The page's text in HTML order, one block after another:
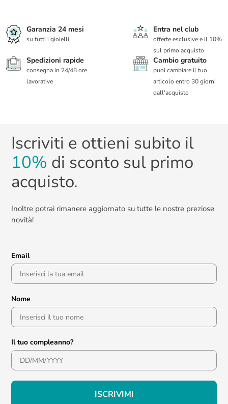
Garanzia 24 mesi
su tutti i gioielli
Entra nel club
offerte esclusive e il 10%
sul primo acquisto
Spedizioni rapide
consegna in 24/48 ore
lavorative
Cambio gratuito
puoi cambiare il tuo
articolo entro 30 giorni
dall'acquisto
Iscriviti e ottieni subito il
10% di sconto sul primo
acquisto.
Inoltre potrai rimanere aggiornato su tutte le nostre preziose
novità!
Email
Nome
Il tuo compleanno?
ISCRIVIMI